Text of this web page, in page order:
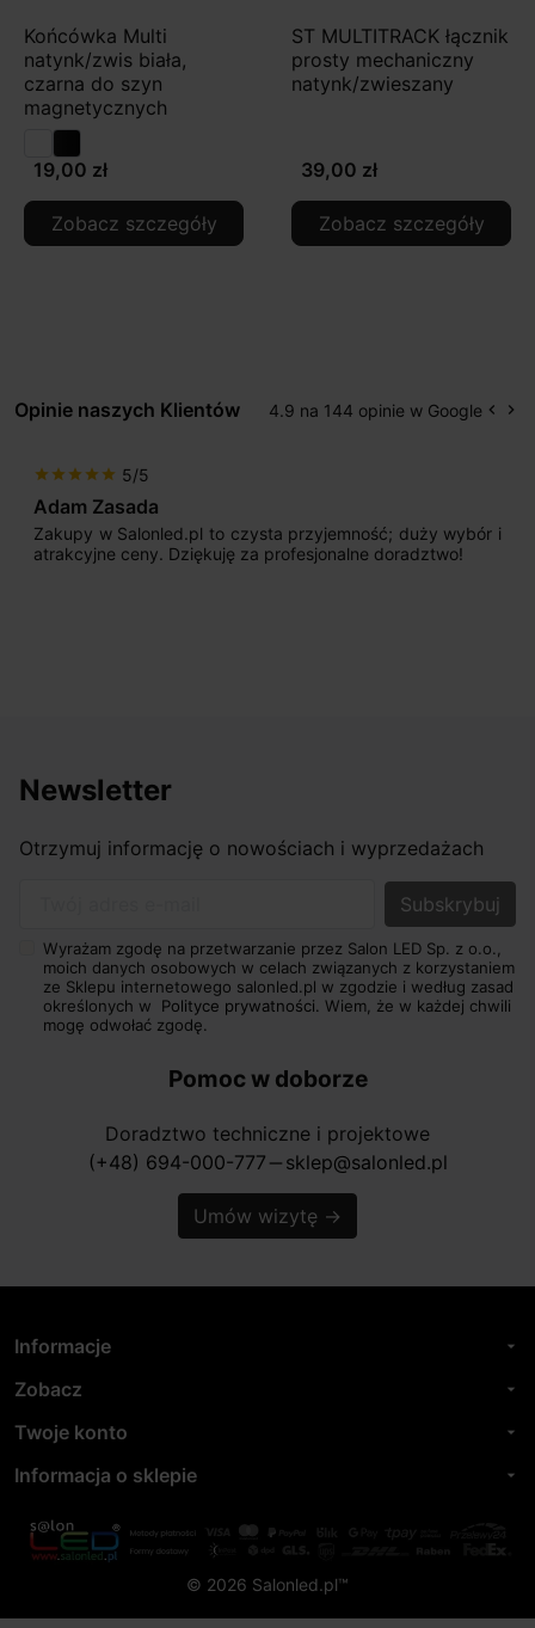
Końcówka Multi
natynk/zwis biała,
czarna do szyn
magnetycznych
19,00 zł
Zobacz szczegóły
ST MULTITRACK łącznik
prosty mechaniczny
natynk/zwieszany
39,00 zł
Zobacz szczegóły
Opinie naszych Klientów 4.9 na 144 opinie w Google keyboard_arrow_left keyboard_arrow_right
star star star star star 5/5
Adam Zasada
Zakupy w Salonled.pl to czysta przyjemność; duży wybór i
atrakcyjne ceny. Dziękuję za profesjonalne doradztwo!
Newsletter
Otrzymuj informację o nowościach i wyprzedażach
Wyrażam zgodę na przetwarzanie przez Salon LED Sp. z o.o.,
moich danych osobowych w celach związanych z korzystaniem
ze Sklepu internetowego salonled.pl w zgodzie i według zasad
określonych w Polityce prywatności. Wiem, że w każdej chwili
mogę odwołać zgodę.
Pomoc w doborze
Doradztwo techniczne i projektowe
(+48) 694-000-777 horizontal_rule sklep@salonled.pl
Umów wizytę →
Informacje arrow_drop_down
Zobacz arrow_drop_down
Twoje konto arrow_drop_down
Informacja o sklepie arrow_drop_down
© 2026 Salonled.pl™